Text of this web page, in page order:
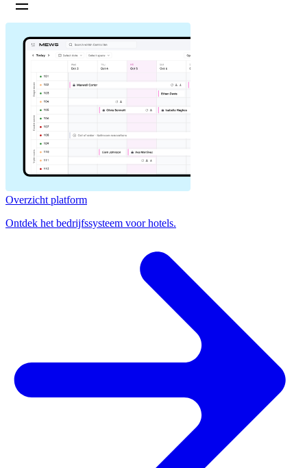
Overzicht platform
Ontdek het bedrijfssysteem voor hotels.